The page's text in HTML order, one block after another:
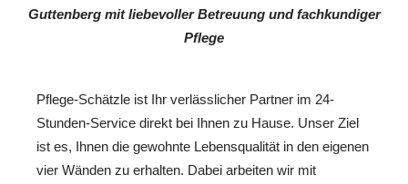
Guttenberg mit liebevoller Betreuung und fachkundiger
Pflege
Pflege-Schätzle ist Ihr verlässlicher Partner im 24-
Stunden-Service direkt bei Ihnen zu Hause. Unser Ziel
ist es, Ihnen die gewohnte Lebensqualität in den eigenen
vier Wänden zu erhalten. Dabei arbeiten wir mit